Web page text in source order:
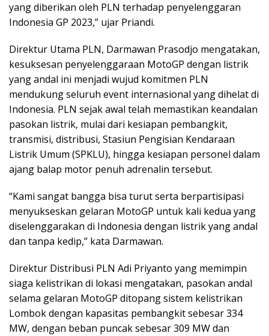
yang diberikan oleh PLN terhadap penyelenggaran
Indonesia GP 2023,” ujar Priandi.
Direktur Utama PLN, Darmawan Prasodjo mengatakan,
kesuksesan penyelenggaraan MotoGP dengan listrik
yang andal ini menjadi wujud komitmen PLN
mendukung seluruh event internasional yang dihelat di
Indonesia. PLN sejak awal telah memastikan keandalan
pasokan listrik, mulai dari kesiapan pembangkit,
transmisi, distribusi, Stasiun Pengisian Kendaraan
Listrik Umum (SPKLU), hingga kesiapan personel dalam
ajang balap motor penuh adrenalin tersebut.
“Kami sangat bangga bisa turut serta berpartisipasi
menyukseskan gelaran MotoGP untuk kali kedua yang
diselenggarakan di Indonesia dengan listrik yang andal
dan tanpa kedip,” kata Darmawan.
Direktur Distribusi PLN Adi Priyanto yang memimpin
siaga kelistrikan di lokasi mengatakan, pasokan andal
selama gelaran MotoGP ditopang sistem kelistrikan
Lombok dengan kapasitas pembangkit sebesar 334
MW, dengan beban puncak sebesar 309 MW dan